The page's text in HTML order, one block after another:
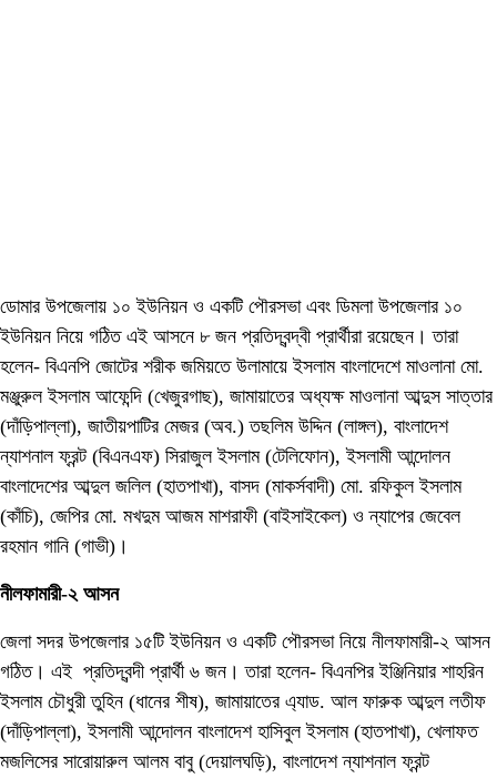
ডোমার উপজেলায় ১০ ইউনিয়ন ও একটি পৌরসভা এবং ডিমলা উপজেলার ১০
ইউনিয়ন নিয়ে গঠিত এই আসনে ৮ জন প্রতিদ্বন্দ্বী প্রার্থীরা রয়েছেন। তারা
হলেন- বিএনপি জোটের শরীক জমিয়তে উলামায়ে ইসলাম বাংলাদেশে মাওলানা মো.
মঞ্জুরুল ইসলাম আফেন্দি (খেজুরগাছ), জামায়াতের অধ্যক্ষ মাওলানা আব্দুস সাত্তার
(দাঁড়িপাল্লা), জাতীয়পাটির মেজর (অব.) তছলিম উদ্দিন (লাঙ্গল), বাংলাদেশ
ন্যাশনাল ফ্রন্ট (বিএনএফ) সিরাজুল ইসলাম (টেলিফোন), ইসলামী আন্দোলন
বাংলাদেশের আব্দুল জলিল (হাতপাখা), বাসদ (মাকর্সবাদী) মো. রফিকুল ইসলাম
(কাঁচি), জেপির মো. মখদুম আজম মাশরাফী (বাইসাইকেল) ও ন্যাপের জেবেল
রহমান গানি (গাভী)।
নীলফামারী-২ আসন
জেলা সদর উপজেলার ১৫টি ইউনিয়ন ও একটি পৌরসভা নিয়ে নীলফামারী-২ আসন
গঠিত। এই প্রতিদ্বন্দী প্রার্থী ৬ জন। তারা হলেন- বিএনপির ইঞ্জিনিয়ার শাহরিন
ইসলাম চৌধুরী তুহিন (ধানের শীষ), জামায়াতের এ্যাড. আল ফারুক আব্দুল লতীফ
(দাঁড়িপাল্লা), ইসলামী আন্দোলন বাংলাদেশ হাসিবুল ইসলাম (হাতপাখা), খেলাফত
মজলিসের সারোয়ারুল আলম বাবু (দেয়ালঘড়ি), বাংলাদেশ ন্যাশনাল ফ্রন্ট